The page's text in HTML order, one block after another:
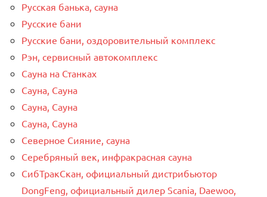
Русская банька, сауна
Русские бани
Русские бани, оздоровительный комплекс
Рэн, сервисный автокомплекс
Сауна на Станках
Сауна, Сауна
Сауна, Сауна
Сауна, Сауна
Северное Сияние, сауна
Серебряный век, инфракрасная сауна
СибТракСкан, официальный дистрибьютор
DongFeng, официальный дилер Scania, Daewoo,